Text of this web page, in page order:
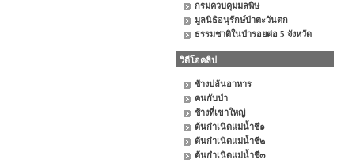
กรมควบคุมมลพิษ
มูลนิธิอนุรักษ์ป่าตะวันตก
ธรรมชาติในป่ารอยต่อ 5 จังหวัด
วิดีโอคลิป
ช้างปล้นอาหาร
คนกับป่า
ช้างที่เขาใหญ่
ต้นกำเนิดแม่น้ำชี๑
ต้นกำเนิดแม่น้ำชี๒
ต้นกำเนิดแม่น้ำชี๓